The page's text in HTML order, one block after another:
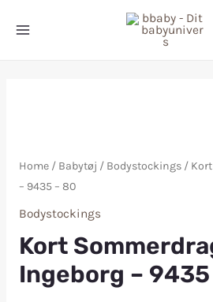
Home/ Babytøj / Bodystockings/ Kort
– 9435 – 80
Bodystockings
Kort
Ingeborg –